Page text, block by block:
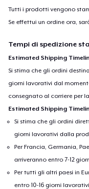
Tutti i prodotti vengono
Se effettui un ordine ora,
Tempi di spedizione
Estimated Shipping
Si stima che gli ordini
giorni lavorativi dal
consegnato al corriere per
Estimated Shipping
Si stima che gli ordini
giorni lavorativi dalla
Per Francia, Germania,
arriveranno entro 7-12
Per tutti gli altri paesi in
entro 10-16 giorni